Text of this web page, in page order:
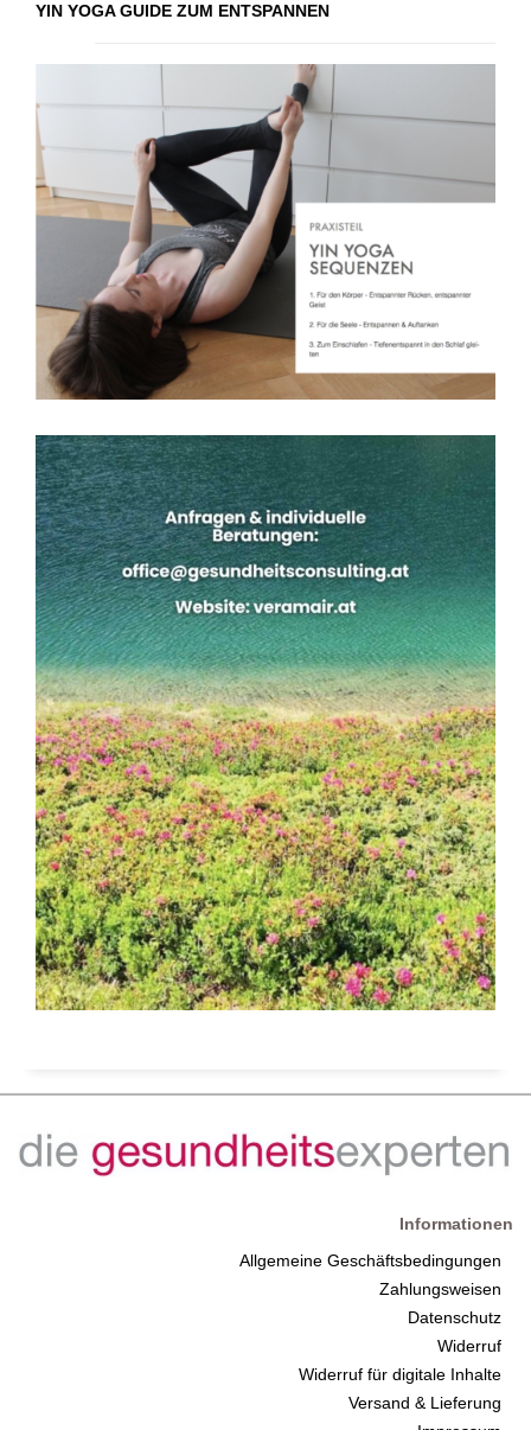
YIN YOGA GUIDE ZUM ENTSPANNEN
Informationen
Allgemeine Geschäftsbedingungen
Zahlungsweisen
Datenschutz
Widerruf
Widerruf für digitale Inhalte
Versand & Lieferung